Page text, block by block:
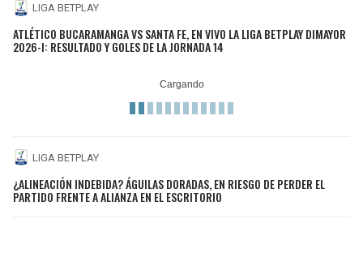
LIGA BETPLAY
ATLÉTICO BUCARAMANGA VS SANTA FE, EN VIVO LA LIGA BETPLAY DIMAYOR
2026-I: RESULTADO Y GOLES DE LA JORNADA 14
LIGA BETPLAY
¿ALINEACIÓN INDEBIDA? ÁGUILAS DORADAS, EN RIESGO DE PERDER EL
PARTIDO FRENTE A ALIANZA EN EL ESCRITORIO